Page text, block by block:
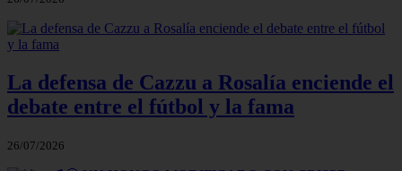
La defensa de Cazzu a Rosalía enciende el
debate entre el fútbol y la fama
26/07/2026